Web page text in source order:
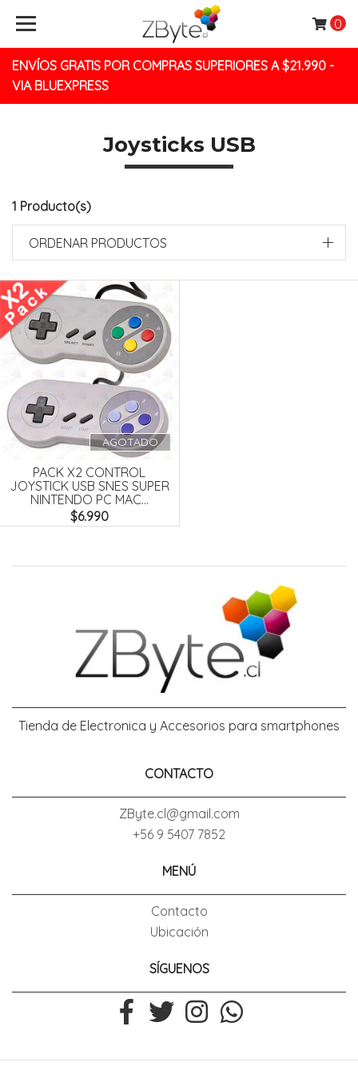
ENVÍOS GRATIS POR COMPRAS SUPERIORES A $21.990 -
VIA BLUEXPRESS
0
Joysticks USB
1 Producto(s)
ORDENAR PRODUCTOS
AGOTADO
PACK X2 CONTROL
JOYSTICK USB SNES SUPER
NINTENDO PC MAC...
$6.990
Tienda de Electronica y Accesorios para smartphones
CONTACTO
ZByte.cl@gmail.com
+56 9 5407 7852
MENÚ
Contacto
Ubicación
SÍGUENOS